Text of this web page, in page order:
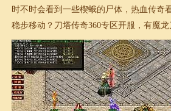
时不时会看到一些楔蛾的尸体，热血传奇
稳步移动？刀塔传奇360专区开服，有魔